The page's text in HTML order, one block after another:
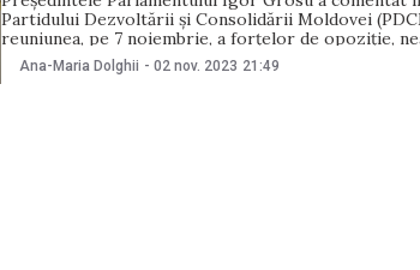
Partidului Dezvoltării și Consolidării Moldovei
reuniunea, pe 7 noiembrie, a forțelor de opoziție,
guvernământ Acțiune și Solidaritate (PAS), pentru
cadrul ediției din 2 noiembrie a emisiunii „Cabinetul
Ana-Maria Dolghii - 02 nov. 2023 21:49